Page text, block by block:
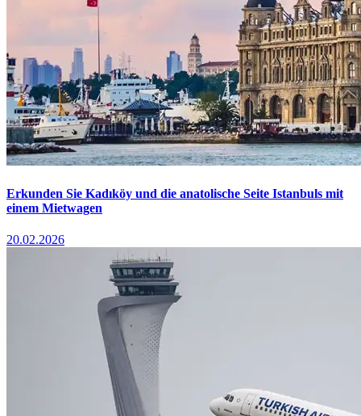
Erkunden Sie Kadıköy und die anatolische Seite Istanbuls mit
einem Mietwagen
20.02.2026